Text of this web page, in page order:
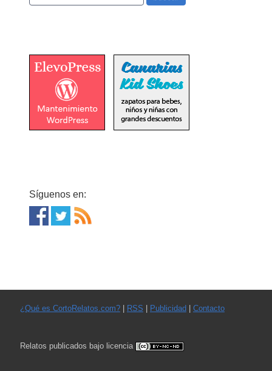
Síguenos en:
¿Qué es CortoRelatos.com?| RSS Publicidad Contacto
Relatos publicados bajo licencia